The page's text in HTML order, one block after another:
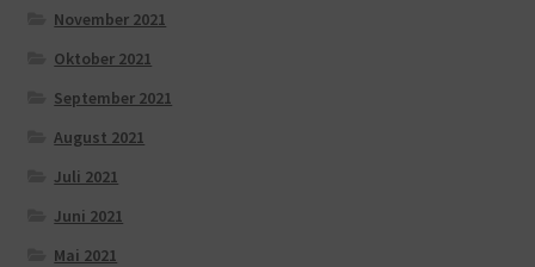
November 2021
Oktober 2021
September 2021
August 2021
Juli 2021
Juni 2021
Mai 2021